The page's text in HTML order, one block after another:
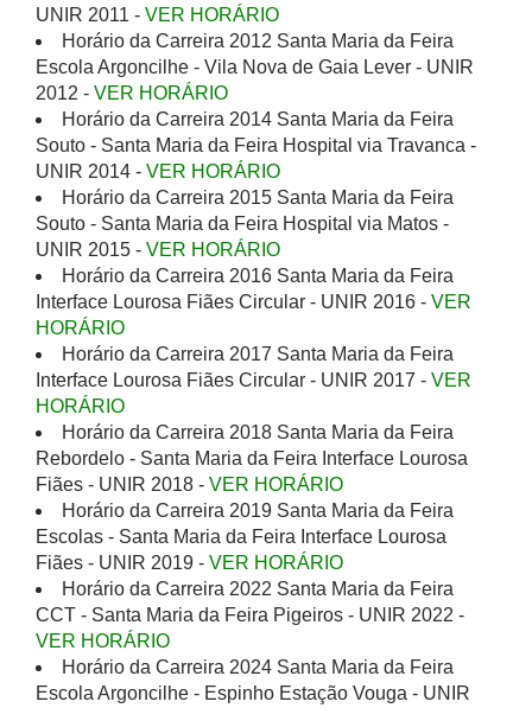
UNIR 2011 - VER HORÁRIO
Horário da Carreira 2012 Santa Maria da Feira
Escola Argoncilhe - Vila Nova de Gaia Lever - UNIR
2012 - VER HORÁRIO
Horário da Carreira 2014 Santa Maria da Feira
Souto - Santa Maria da Feira Hospital via Travanca -
UNIR 2014 - VER HORÁRIO
Horário da Carreira 2015 Santa Maria da Feira
Souto - Santa Maria da Feira Hospital via Matos -
UNIR 2015 - VER HORÁRIO
Horário da Carreira 2016 Santa Maria da Feira
Interface Lourosa Fiães Circular - UNIR 2016 - VER
HORÁRIO
Horário da Carreira 2017 Santa Maria da Feira
Interface Lourosa Fiães Circular - UNIR 2017 - VER
HORÁRIO
Horário da Carreira 2018 Santa Maria da Feira
Rebordelo - Santa Maria da Feira Interface Lourosa
Fiães - UNIR 2018 - VER HORÁRIO
Horário da Carreira 2019 Santa Maria da Feira
Escolas - Santa Maria da Feira Interface Lourosa
Fiães - UNIR 2019 - VER HORÁRIO
Horário da Carreira 2022 Santa Maria da Feira
CCT - Santa Maria da Feira Pigeiros - UNIR 2022 -
VER HORÁRIO
Horário da Carreira 2024 Santa Maria da Feira
Escola Argoncilhe - Espinho Estação Vouga - UNIR